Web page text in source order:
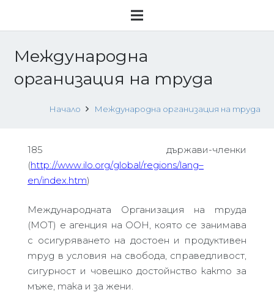
Международна
организация на труда
Начало Международна организация на труда
185 държави-членки
(http://www.ilo.org/global/regions/lang–
en/index.htm)
Международната Организация на труда
(МОТ) е агенция на ООН, която се занимава
с осигуряването на достоен и продуктивен
труд в условия на свобода, справедливост,
сигурност и човешко достойнство кактоза
мъже така и за жени.